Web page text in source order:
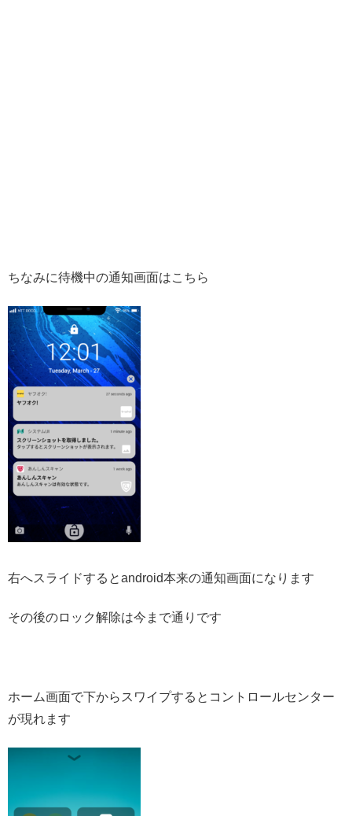
ちなみに待機中の通知画面はこちら
右へスライドするとandroid本来の通知画面になります
その後のロック解除は今まで通りです
ホーム画面で下からスワイプするとコントロールセンター
が現れます